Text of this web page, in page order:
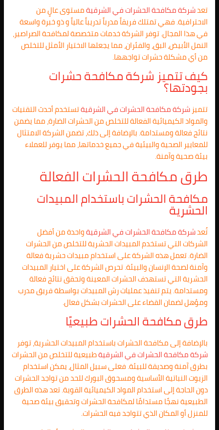
تعدشركة مكافحة الحشرات فيالشرقيةمستوى عالٍ من
الاحترافية. فهي تمتلك فريقاً مدرباً تدريباً عالياً و ذو خبرة واسعة
في هذا المجال. توفر الشركة خدمات متخصصة لمكافحة الصراصير،
النمل الأبيض، البق، والفئران، مما يجعلها الاختيار الأمثل للتخلص
من أي مشكلة حشرات تواجهها.
كيف تتميز شركة مكافحة حشرات
بجودتها؟
تتميز شركة مكافحة الحشرات فيالشرقيةتستخدم أحدث التقنيات
والمواد الكيميائية الفعالة للتخلص من الحشرات الضارة، مما يضمن
نتائج فعالة ومستدامة. بالإضافة إلى ذلك، تضمن الشركة الامتثال
للمعايير الصحية والبيئية في جميع خدماتها، مما يوفر للعملاء
بيئة صحية وآمنة.
طرق مكافحة الحشرات الفعالة
مكافحة الحشرات باستخدام المبيدات
الحشرية
تُعدشركة مكافحة الحشرات فيالشرقيةواحدة من أفضل
الشركات التي تستخدم المبيدات الحشرية للتخلص من الحشرات
الضارة. تعمل هذه الشركة على استخدام مبيدات حشرية فعالة
وآمنة لصحة الإنسان والبيئة. تحرص الشركة على اختيار المبيدات
الحشرية التي تستهدف الحشرات المعينة وتحقق نتائج فعالة
ومستدامة. يتم تنفيذ عمليات رش المبيدات بواسطة فريق مدرب
ومؤهل لضمان القضاء على الحشرات بشكل فعال.
طرق مكافحة الحشرات طبيعيًا
بالإضافة إلى مكافحة الحشرات باستخدام المبيدات الحشرية، توفر
شركة مكافحة الحشرات في الشرقيةطبيعية للتخلص من الحشرات
بطرق آمنة وصديقة للبيئة. فعلى سبيل المثال، يمكن استخدام
الزيوت النباتية الأساسية ومسحوق البورك للحد من تواجد الحشرات
دون الحاجة إلى استخدام المواد الكيميائية القوية. تعد هذه الطرق
الطبيعية نهجًا مستدامًا لمكافحة الحشرات وتحقيق بيئة صحية
للمنزل أو المكان الذي تتواجد فيه الحشرات.